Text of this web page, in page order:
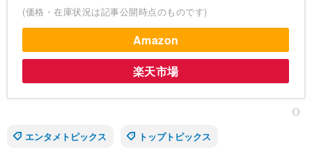
(価格・在庫状況は記事公開時点のものです)
Amazon
楽天市場
《》
エンタメトピックス
トップトピックス